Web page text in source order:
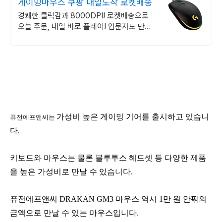
게이밍마우스 쿠팡 내일도착 로켓배송
경쾌한 클릭감과 8000DPI! 로켓배송으로
오늘 주문, 내일 바로 플레이! 입문자도 만족!
퓨전에프앤씨는 가성비 높은 게이밍 기어를 출시하고 있습니
다.
키보드와 마우스는 물론 블루투스 헤드셋 등 다양한 제품
을 높은 가성비로 만날 수 있습니다.
퓨전에프앤씨 DRAKAN GM3 마우스 역시 1만 원 안팎의
금액으로 만날 수 있는 마우스입니다.